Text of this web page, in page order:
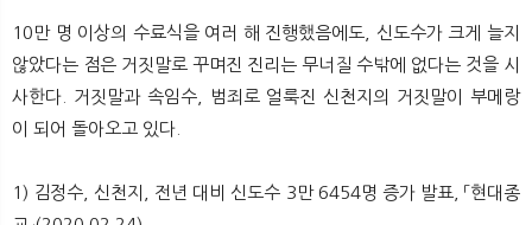
10만 명 이상의 수료식을 여러 해 진행했음에도, 신도수가 크게 늘지
않았다는 점은 거짓말로 꾸며진 진리는 무너질 수밖에 없다는 것을 시
사한다. 거짓말과 속임수, 범죄로 얼룩진 신천지의 거짓말이 부메랑
이 되어 돌아오고 있다.
1) 김정수, 신천지, 전년 대비 신도수 3만 6454명 증가 발표, 「현대종